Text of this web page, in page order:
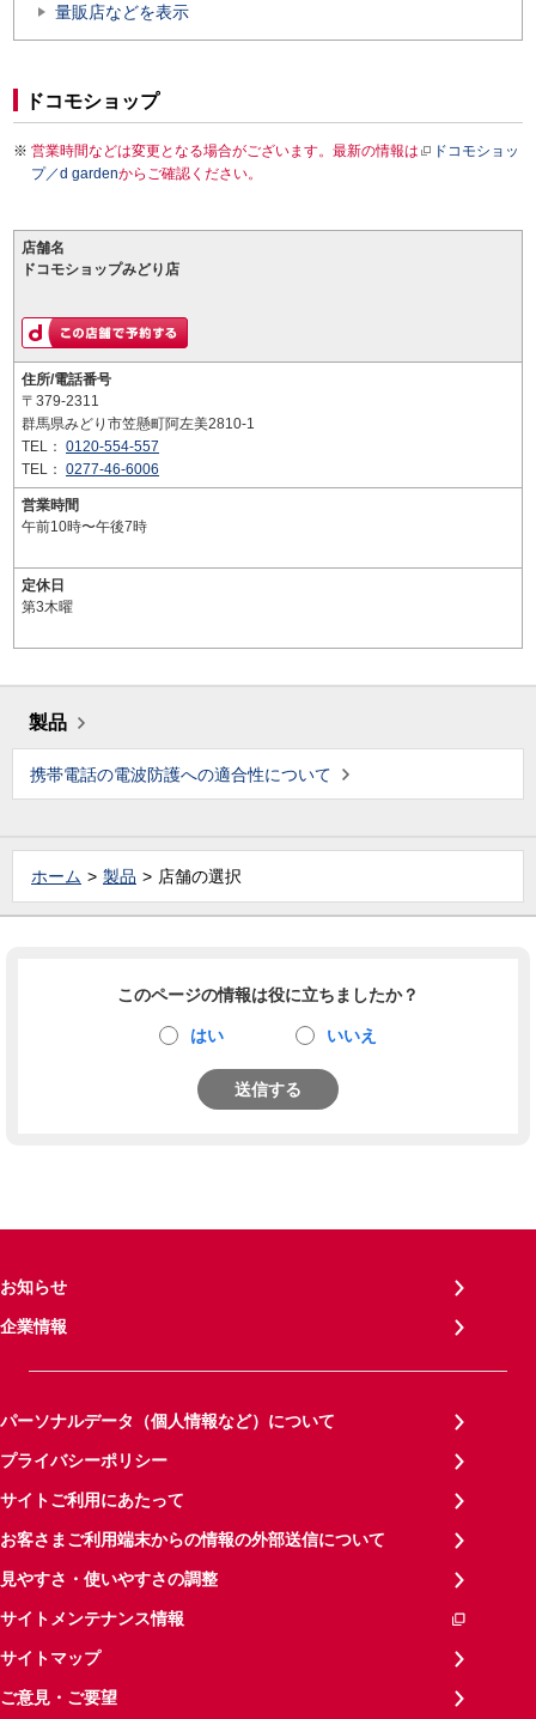
量販店などを表示
ドコモショップ
営業時間などは変更となる場合がございます。最新の情報は
ドコモショッ
プ／d gardenからご確認ください。
店舗名
ドコモショップみどり店
住所/電話番号
〒379-2311
群馬県みどり市笠懸町阿左美2810-1
TEL： 0120-554-557
TEL： 0277-46-6006
営業時間
午前10時〜午後7時
定休日
第3木曜
製品
携帯電話の電波防護への適合性について
ホーム 製品 店舗の選択
このページの情報は役に立ちましたか？
はい いいえ
送信する
お知らせ
企業情報
パーソナルデータ（個人情報など）について
プライバシーポリシー
サイトご利用にあたって
お客さまご利用端末からの情報の外部送信について
見やすさ・使いやすさの調整
サイトメンテナンス情報
サイトマップ
ご意見・ご要望